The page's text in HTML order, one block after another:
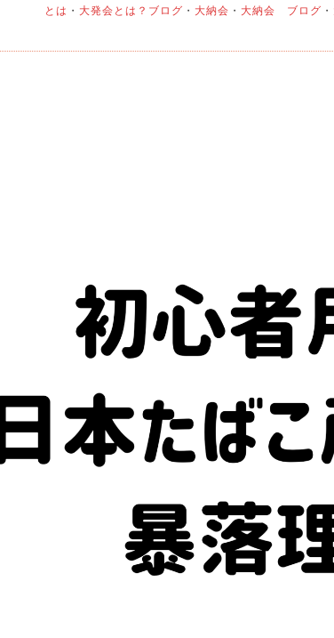
とは ・ 大発会とは？ブログ ・ 大納会 ・ 大納会 ブログ ・